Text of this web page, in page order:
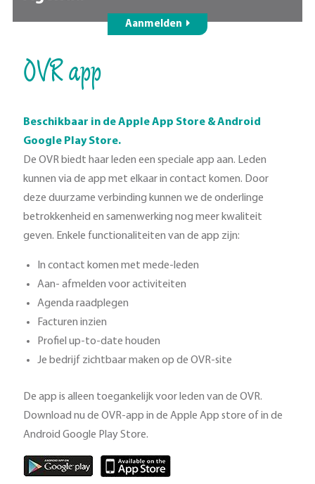
Aanmelden
OVR app
Beschikbaar in de Apple App Store & Android
Google Play Store.
De OVR biedt haar leden een speciale app aan. Leden
kunnen via de app met elkaar in contact komen. Door
deze duurzame verbinding kunnen we de onderlinge
betrokkenheid en samenwerking nog meer kwaliteit
geven. Enkele functionaliteiten van de app zijn:
In contact komen met mede-leden
Aan- afmelden voor activiteiten
Agenda raadplegen
Facturen inzien
Profiel up-to-date houden
Je bedrijf zichtbaar maken op de OVR-site
De app is alleen toegankelijk voor leden van de OVR.
Download nu de OVR-app in de Apple App store of in de
Android Google Play Store.